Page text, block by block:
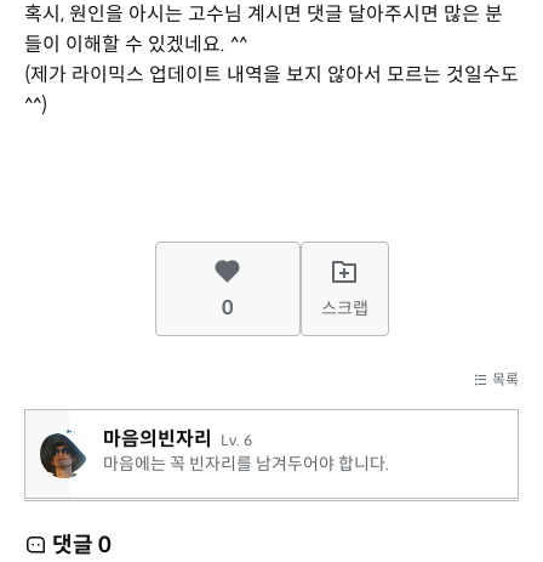
혹시, 원인을 아시는 고수님 계시면 댓글 달아주시면 많은 분
들이 이해할 수 있겠네요. ^^
(제가 라이믹스 업데이트 내역을 보지 않아서 모르는 것일수도
^^)
0 스크랩
목록
마음의빈자리 Lv. 6
마음에는 꼭 빈자리를 남겨두어야 합니다.
댓글 0